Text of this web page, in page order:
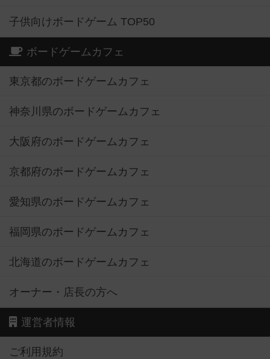
子供向けボードゲーム TOP50
ボードゲームカフェ
東京都のボードゲームカフェ
神奈川県のボードゲームカフェ
大阪府のボードゲームカフェ
京都府のボードゲームカフェ
愛知県のボードゲームカフェ
福岡県のボードゲームカフェ
北海道のボードゲームカフェ
オーナー・店長の方へ
運営者情報
ご利用規約